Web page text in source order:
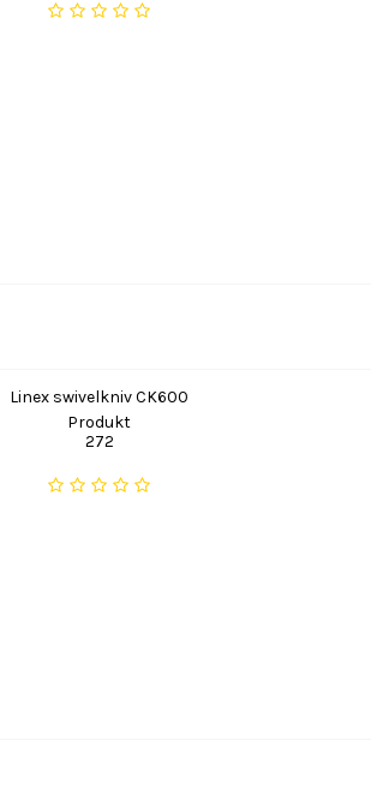
Linex swivelkniv CK600
Produkt
272